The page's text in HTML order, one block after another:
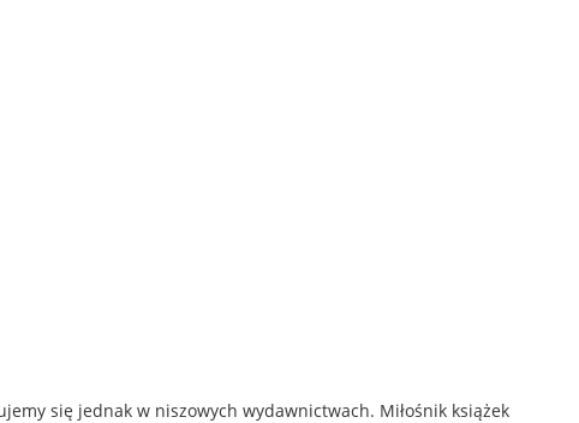
się jednak w niszowych wydawnictwach. Miłośnik książek